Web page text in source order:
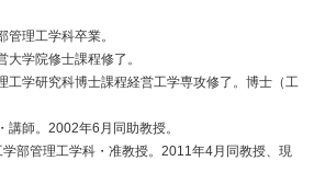
理工学科卒業。
学院修士課程修了。
工学研究科博士課程経営工学専攻修了。博士（工
師。2002年6月同助教授。
部管理工学科・准教授。2011年4月同教授、現